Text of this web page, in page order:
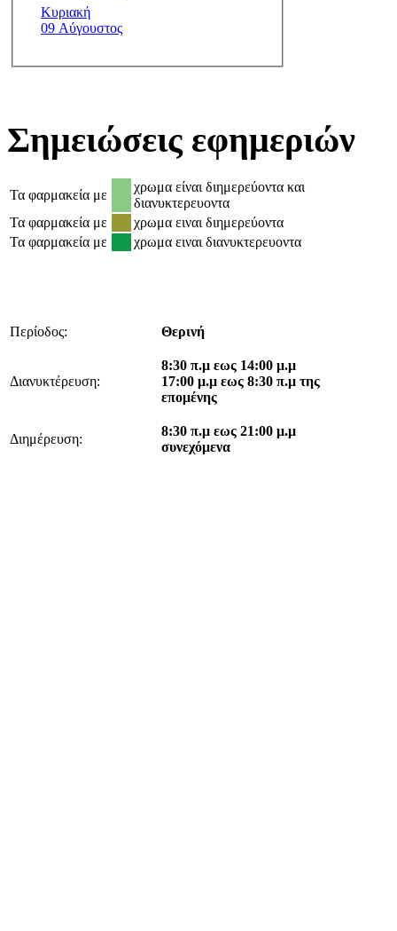
Κυριακή
09 Αύγουστος
Σημειώσεις εφημεριών
Τα φαρμακεία με
χρωμα είναι διημερεύοντα και
διανυκτερευοντα
Τα φαρμακεία με
χρωμα ειναι διημερεύοντα
Τα φαρμακεία με
χρωμα ειναι διανυκτερευοντα
Περίοδος: Θερινή
Διανυκτέρευση:
8:30 π.μ εως 14:00 μ.μ
17:00 μ.μ εως 8:30 π.μ της
επομένης
Διημέρευση:
8:30 π.μ εως 21:00 μ.μ
συνεχόμενα